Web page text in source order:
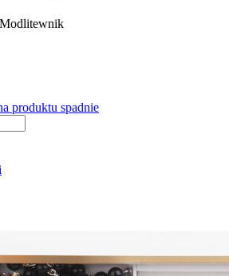
produktu spadnie